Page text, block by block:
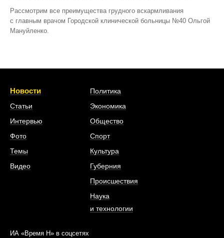
Рассмотрим все преимущества грудного вскармливания
с главным врачом Городской клинической больницы №40 Ольгой
Мануйленко.
Новости
Статьи
Интервью
Фото
Темы
Видео
Политика
Экономика
Общество
Спорт
Культура
Губерния
Происшествия
Наука
и технологии
ИА «Время Н» в соцсетях